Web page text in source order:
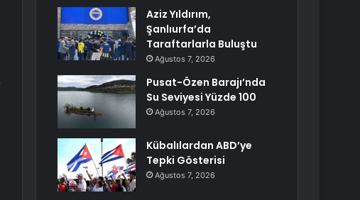
Aziz Yıldırım,
Şanlıurfa’da
Taraftarlarla Buluştu
Ağustos 7, 2026
Pusat-Özen Barajı’nda
Su Seviyesi Yüzde 100
Ağustos 7, 2026
Kübalılardan ABD’ye
Tepki Gösterisi
Ağustos 7, 2026